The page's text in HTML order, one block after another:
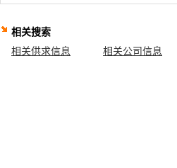
相关搜索
相关供求信息
相关公司信息